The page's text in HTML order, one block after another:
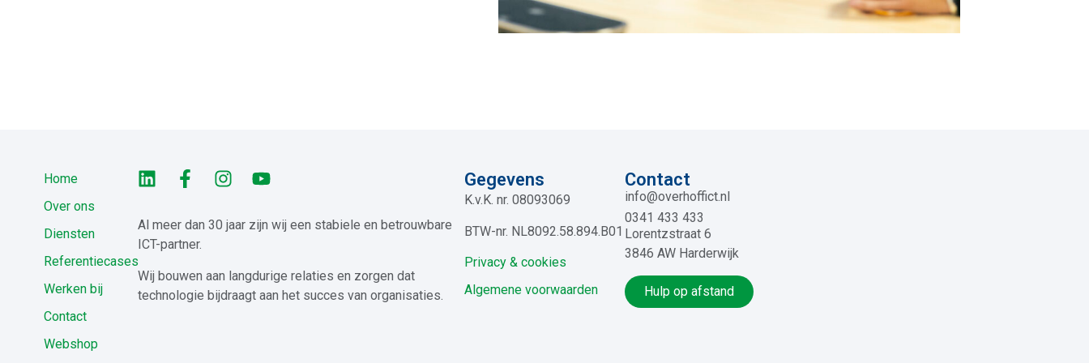
Home
Over ons
Diensten
Referentiecases
Werken bij
Contact
Webshop
Al meer dan 30 jaar zijn wij een stabiele en betrouwbare
ICT-partner.
Wij bouwen aan langdurige relaties en zorgen dat
technologie bijdraagt aan het succes van organisaties.
Gegevens
K.v.K. nr. 08093069
BTW-nr. NL8092.58.894.B01
Privacy & cookies
Algemene voorwaarden
Contact
info@overhoffict.nl
0341 433 433
Lorentzstraat 6
3846 AW Harderwijk
Hulp op afstand